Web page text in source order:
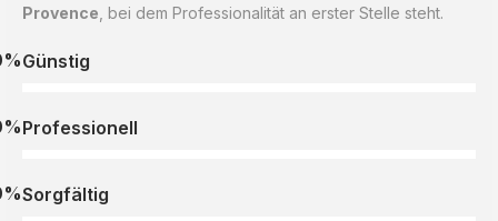
Provence , bei dem Professionalität an erster Stelle steht.
Günstig
Professionell
Sorgfältig